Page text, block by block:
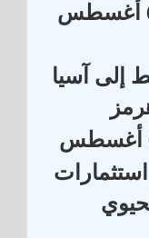
أسعار اللحوم اليوم الخميس 6 أغسطس
إلى آسيا